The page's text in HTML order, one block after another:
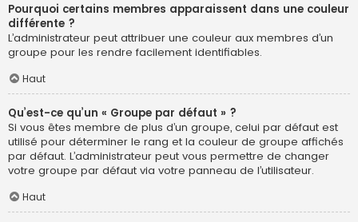
Pourquoi certains membres apparaissent dans une couleur
différente ?
L’administrateur peut attribuer une couleur aux membres d’un
groupe pour les rendre facilement identifiables.
Haut
Qu’est-ce qu’un « Groupe par défaut » ?
Si vous êtes membre de plus d’un groupe, celui par défaut est
utilisé pour déterminer le rang et la couleur de groupe affichés
par défaut. L’administrateur peut vous permettre de changer
votre groupe par défaut via votre panneau de l’utilisateur.
Haut